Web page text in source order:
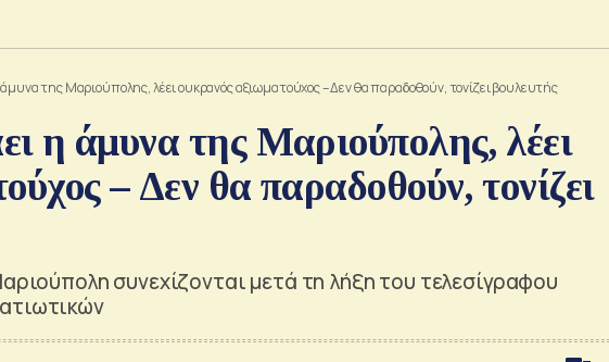
της Μαριούπολης, λέει ουκρανός αξιωματούχος – Δεν θα παραδοθούν, τονίζει βουλευτής
η άμυνα της Μαριούπολης, λέει
– Δεν θα παραδοθούν, τονίζει
συνεχίζονται μετά τη λήξη του τελεσίγραφου